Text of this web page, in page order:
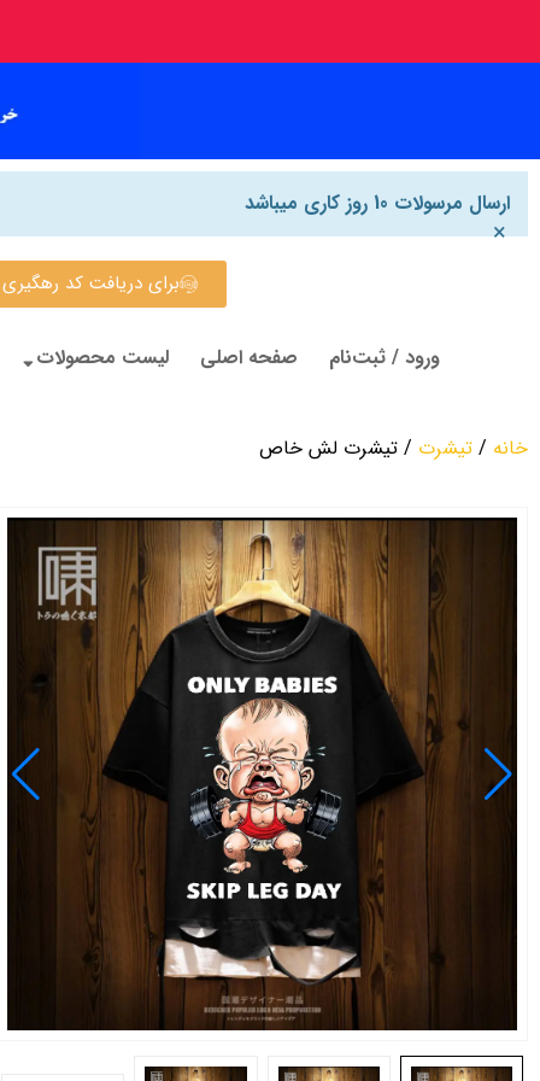
ارسال مرسولات 10 روز کاری میباشد
×
برای دریافت کد رهگیری روی
ورود / ثبت‌نام صفحه اصلی لیست محصولات
خانه / تیشرت / تیشرت لش خاص